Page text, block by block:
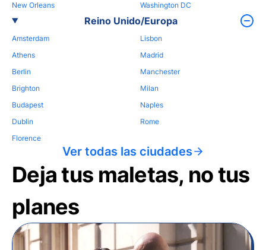
New Orleans
Washington DC
Reino Unido/Europa
Amsterdam
Athens
Berlin
Brighton
Budapest
Dublin
Florence
Lisbon
Madrid
Manchester
Milan
Naples
Rome
Ver todas las ciudades
Deja tus maletas, no tus
planes